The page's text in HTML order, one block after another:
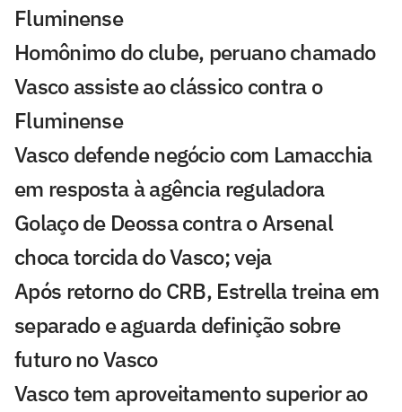
Fluminense
Homônimo do clube, peruano chamado
Vasco assiste ao clássico contra o
Fluminense
Vasco defende negócio com Lamacchia
em resposta à agência reguladora
Golaço de Deossa contra o Arsenal
choca torcida do Vasco; veja
Após retorno do CRB, Estrella treina em
separado e aguarda definição sobre
futuro no Vasco
Vasco tem aproveitamento superior ao